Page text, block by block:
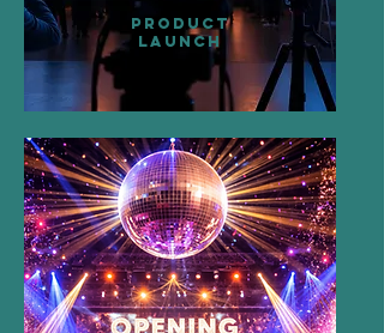
PRODUCT
LAUNCH